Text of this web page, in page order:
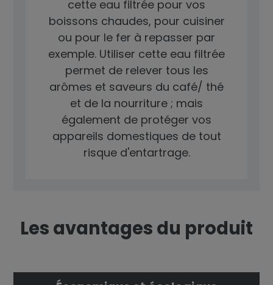
cette eau filtrée pour vos
boissons chaudes, pour cuisiner
ou pour le fer à repasser par
exemple. Utiliser cette eau filtrée
permet de relever tous les
arômes et saveurs du café/ thé
et de la nourriture ; mais
également de protéger vos
appareils domestiques de tout
risque d'entartrage.
Les avantages du produit